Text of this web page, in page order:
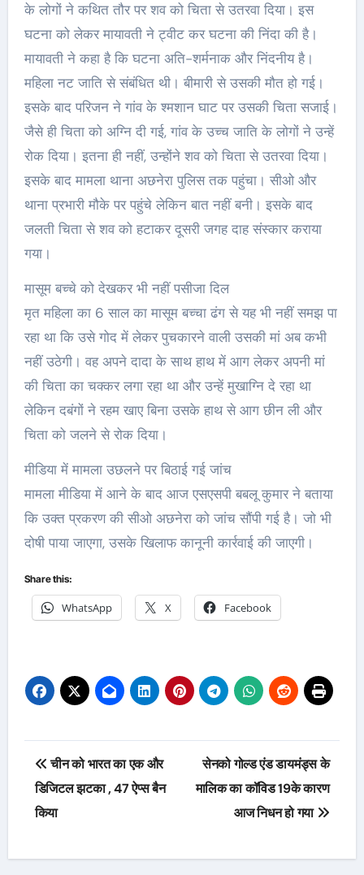
के लोगों ने कथित तौर पर शव को चिता से उतरवा दिया। इस
घटना को लेकर मायावती ने ट्वीट कर घटना की निंदा की है।
मायावती ने कहा है कि घटना अति-शर्मनाक और निंदनीय है।
महिला नट जाति से संबंधित थी। बीमारी से उसकी मौत हो गई।
इसके बाद परिजन ने गांव के श्मशान घाट पर उसकी चिता सजाई।
जैसे ही चिता को अग्नि दी गई, गांव के उच्च जाति के लोगों ने उन्हें
रोक दिया। इतना ही नहीं, उन्होंने शव को चिता से उतरवा दिया।
इसके बाद मामला थाना अछनेरा पुलिस तक पहुंचा। सीओ और
थाना प्रभारी मौके पर पहुंचे लेकिन बात नहीं बनी। इसके बाद
जलती चिता से शव को हटाकर दूसरी जगह दाह संस्कार कराया
गया।
मासूम बच्चे को देखकर भी नहीं पसीजा दिल
मृत महिला का 6 साल का मासूम बच्चा ढंग से यह भी नहीं समझ पा
रहा था कि उसे गोद में लेकर पुचकारने वाली उसकी मां अब कभी
नहीं उठेगी। वह अपने दादा के साथ हाथ में आग लेकर अपनी मां
की चिता का चक्कर लगा रहा था और उन्हें मुखाग्नि दे रहा था
लेकिन दबंगों ने रहम खाए बिना उसके हाथ से आग छीन ली और
चिता को जलने से रोक दिया।
मीडिया में मामला उछलने पर बिठाई गई जांच
मामला मीडिया में आने के बाद आज एसएसपी बबलू कुमार ने बताया
कि उक्त प्रकरण की सीओ अछनेरा को जांच सौंपी गई है। जो भी
दोषी पाया जाएगा, उसके खिलाफ कानूनी कार्रवाई की जाएगी।
Share this:
WhatsApp X Facebook
Post
navigation
चीन को भारत का एक और
डिजिटल झटका , 47 ऐप्स बैन
किया
सेनको गोल्ड एंड डायमंड्स के
मालिक का कॉविड 19के कारण
आज निधन हो गया